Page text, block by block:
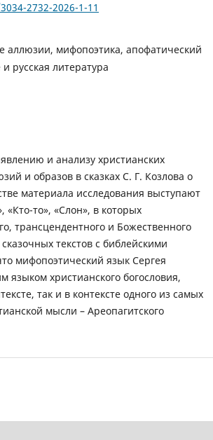
2732-2026-1-11
аллюзии, мифопоэтика, апофатический
русская литература
и анализу христианских
и образов в сказках С. Г. Козлова о
материала исследования выступают
«Кто-то», «Слон», в которых
трансцендентного и Божественного
текстов с библейскими
мифопоэтический язык Сергея
языком христианского богословия,
так и в контексте одного из самых
мысли – Ареопагитского